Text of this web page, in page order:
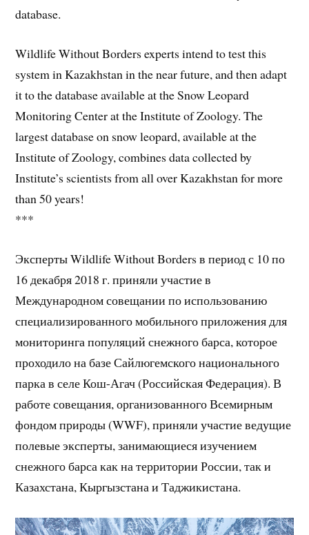
database.
Wildlife Without Borders experts intend to test this
system in Kazakhstan in the near future, and then adapt
it to the database available at the Snow Leopard
Monitoring Center at the Institute of Zoology. The
largest database on snow leopard, available at the
Institute of Zoology, combines data collected by
Institute’s scientists from all over Kazakhstan for more
than 50 years!
***
Эксперты Wildlife Without Borders в период с 10 по
16 декабря 2018 г. приняли участие в
Международном совещании по использованию
специализированного мобильного приложения для
мониторинга популяций снежного барса, которое
проходило на базе Сайлюгемского национального
парка в селе Кош-Агач (Российская Федерация). В
работе совещания, организованного Всемирным
фондом природы (WWF), приняли участие ведущие
полевые эксперты, занимающиеся изучением
снежного барса как на территории России, так и
Казахстана, Кыргызстана и Таджикистана.